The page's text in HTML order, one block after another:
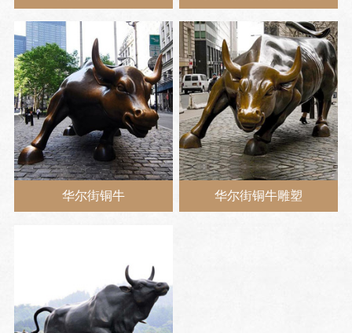
华尔街铜牛 华尔街铜牛雕塑